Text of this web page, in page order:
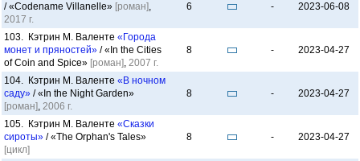
/ «Codename Villanelle» [роман],
2017 г.
6 - 2023-06-08
103. Кэтрин М. Валенте «Города
монет и пряностей» / «In the Cities
of Coin and Spice» [роман], 2007 г.
8 - 2023-04-27
104. Кэтрин М. Валенте «В ночном
саду» / «In the Night Garden»
[роман], 2006 г.
8 - 2023-04-27
105. Кэтрин М. Валенте «Сказки
сироты» / «The Orphan's Tales»
[цикл]
8 - 2023-04-27